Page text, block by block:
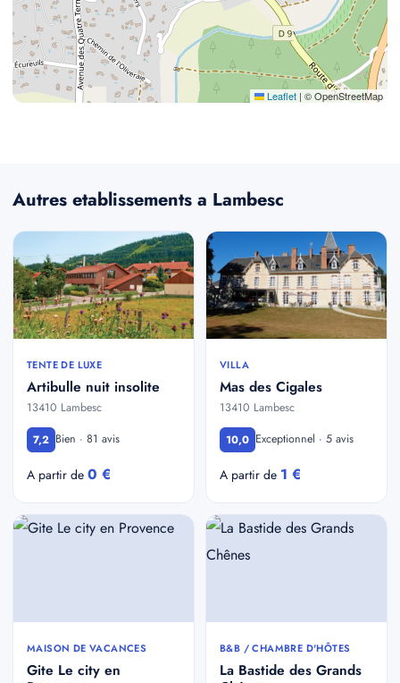
Leaflet | © OpenStreetMap
Autres etablissements a Lambesc
TENTE DE LUXE
Artibulle nuit insolite
13410 Lambesc
7,2 Bien · 81 avis
A partir de 0 €
VILLA
Mas des Cigales
13410 Lambesc
10,0 Exceptionnel · 5 avis
A partir de 1 €
MAISON DE VACANCES
Gite Le city en
B&B / CHAMBRE D'HÔTES
La Bastide des Grands